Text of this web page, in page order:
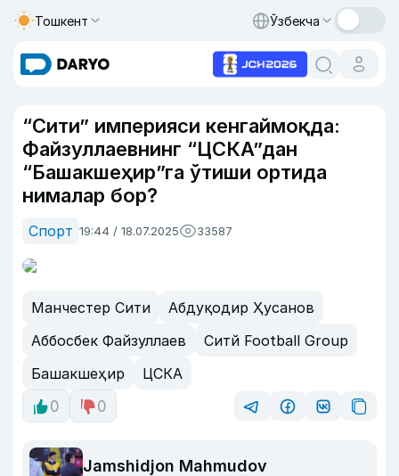
Тошкент Ўзбекча
“Сити” империяси кенгаймоқда:
Файзуллаевнинг “ЦСКА”дан
“Башакшеҳир”га ўтиши ортида
нималар бор?
Спорт 19:44 / 18.07.2025 33587
Манчестер Сити
Абдуқодир Ҳусанов
Аббосбек Файзуллаев
Cитй Football Group
Башакшеҳир
ЦСКА
0
0
Jamshidjon Mahmudov